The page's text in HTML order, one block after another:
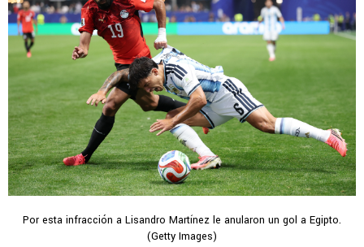
Por esta infracción a Lisandro Martínez le anularon un gol a Egipto.
(Getty Images)